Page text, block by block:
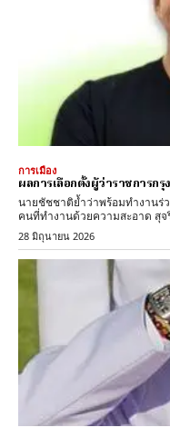
การเมือง
ผลการเลือกตั้งผู้ว่าราชการก
นายชัชชาติย้ำว่าพร้อมทำงานร่
คนที่ทำงานด้วยความสะอาด สุจ
28 มิถุนายน 2026